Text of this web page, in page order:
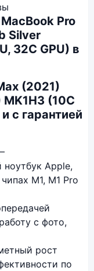
Pro
Silver
32C GPU) в
(2021)
(10C
с гарантией
Apple,
M1, M1 Pro
с фото,
рост
по